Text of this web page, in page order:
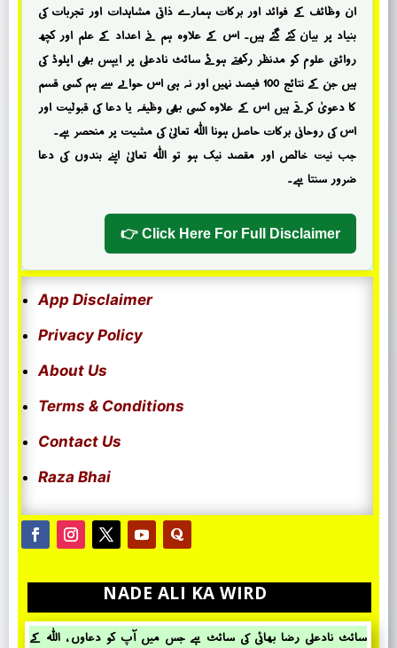
ان وظائف کے فوائد اور برکات ہمارے ذاتی مشاہدات اور تجربات کی
بنیاد پر بیان کئے گئے ہیں۔ اس کے علاوہ ہم نے اعداد کے علم اور کچھ
روائتی علوم کو مدنظر رکھتے ہوئے سائٹ نادعلی پر ایپس بھی اپلوڈ کی
ہیں جن کے نتائج 100 فیصد نہیں اور نہ ہی اس حوالے سے ہم کسی قسم
کا دعویٰ کرتے ہیں اس کے علاوہ کسی بھی وظیفہ یا دعا کی قبولیت اور
اس کی روحانی برکات حاصل ہونا اللہ تعالیٰ کی مشیت پر منحصر ہے۔
جب نیت خالص اور مقصد نیک ہو تو اللہ تعالیٰ اپنے بندوں کی دعا
ضرور سنتا ہے۔
Click Here For Full Disclaimer 👉
App Disclaimer
Privacy Policy
About Us
Terms & Conditions
Contact Us
Raza Bhai
NADE ALI KA WIRD
سائٹ نادعلی رضا بھائی کی سائٹ ہے جس میں آپ کو دعاوں ، اللہ کے